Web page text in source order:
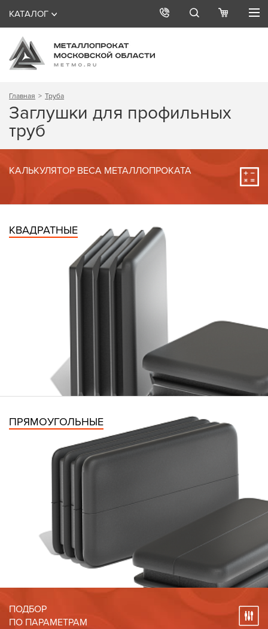
КАТАЛОГ
Главная Труба
Заглушки для профильных
труб
КАЛЬКУЛЯТОР ВЕСА МЕТАЛЛОПРОКАТА
КВАДРАТНЫЕ
ПРЯМОУГОЛЬНЫЕ
ПОДБОР
ПО ПАРАМЕТРАМ